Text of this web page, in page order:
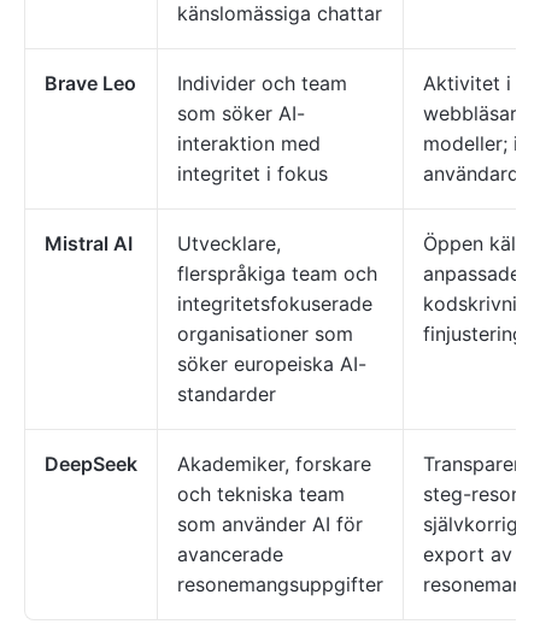
känslomässiga chattar
Brave Leo
Individer och team
som söker AI-
interaktion med
integritet i fokus
Aktivitet i
modeller;
Mistral AI
Utvecklare,
flerspråkiga team och
integritetsfokuserade
organisationer som
söker europeiska AI-
standarder
Öppen
anpassade
finjustering
DeepSeek
Akademiker, forskare
och tekniska team
som använder AI för
avancerade
resonemangsuppgifter
steg-
export av